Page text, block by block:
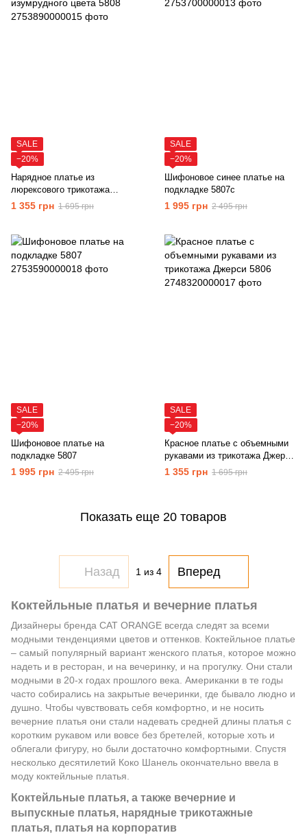
SALE
−20%
Нарядное платье из
люрексового трикотажа
изумрудного цвета 5808
1 355 грн 1 695 грн
SALE
−20%
Шифоновое синее платье на
подкладке 5807с
1 995 грн 2 495 грн
SALE
−20%
Шифоновое платье на
подкладке 5807
1 995 грн 2 495 грн
SALE
−20%
Красное платье с объемными
рукавами из трикотажа Джерси
5806
1 355 грн 1 695 грн
Показать еще 20 товаров
Назад 1 из 4 Вперед
Коктейльные платья и вечерние платья
Дизайнеры бренда CAT ORANGE всегда следят за всеми
модными тенденциями цветов и оттенков. Коктейльное платье
– самый популярный вариант женского платья, которое можно
надеть и в ресторан, и на вечеринку, и на прогулку. Они стали
модными в 20-х годах прошлого века. Американки в те годы
часто собирались на закрытые вечеринки, где бывало людно и
душно. Чтобы чувствовать себя комфортно, и не носить
вечерние платья они стали надевать средней длины платья с
коротким рукавом или вовсе без бретелей, которые хоть и
облегали фигуру, но были достаточно комфортными. Спустя
несколько десятилетий Коко Шанель окончательно ввела в
моду коктейльные платья.
Коктейльные платья, а также вечерние и
выпускные платья, нарядные трикотажные
платья, платья на корпоратив